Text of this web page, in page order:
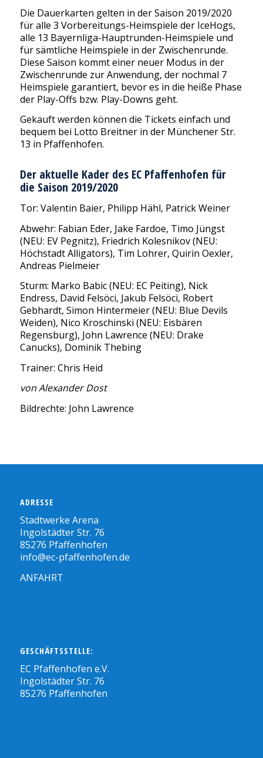
Die Dauerkarten gelten in der Saison 2019/2020
für alle 3 Vorbereitungs-Heimspiele der IceHogs,
alle 13 Bayernliga-Hauptrunden-Heimspiele und
für sämtliche Heimspiele in der Zwischenrunde.
Diese Saison kommt einer neuer Modus in der
Zwischenrunde zur Anwendung, der nochmal 7
Heimspiele garantiert, bevor es in die heiße Phase
der Play-Offs bzw. Play-Downs geht.
Gekauft werden können die Tickets einfach und
bequem bei Lotto Breitner in der Münchener Str.
13 in Pfaffenhofen.
Der aktuelle Kader des EC Pfaffenhofen für
die Saison 2019/2020
Tor: Valentin Baier, Philipp Hähl, Patrick Weiner
Abwehr: Fabian Eder, Jake Fardoe, Timo Jüngst
(NEU: EV Pegnitz), Friedrich Kolesnikov (NEU:
Höchstadt Alligators), Tim Lohrer, Quirin Oexler,
Andreas Pielmeier
Sturm: Marko Babic (NEU: EC Peiting), Nick
Endress, David Felsöci, Jakub Felsöci, Robert
Gebhardt, Simon Hintermeier (NEU: Blue Devils
Weiden), Nico Kroschinski (NEU: Eisbären
Regensburg), John Lawrence (NEU: Drake
Canucks), Dominik Thebing
Trainer: Chris Heid
von Alexander Dost
Bildrechte: John Lawrence
ADRESSE
Stadtwerke Arena
Ingolstädter Str. 76
85276 Pfaffenhofen
info@ec-pfaffenhofen.de
ANFAHRT
GESCHÄFTSSTELLE:
EC Pfaffenhofen e.V.
Ingolstädter Str. 76
85276 Pfaffenhofen